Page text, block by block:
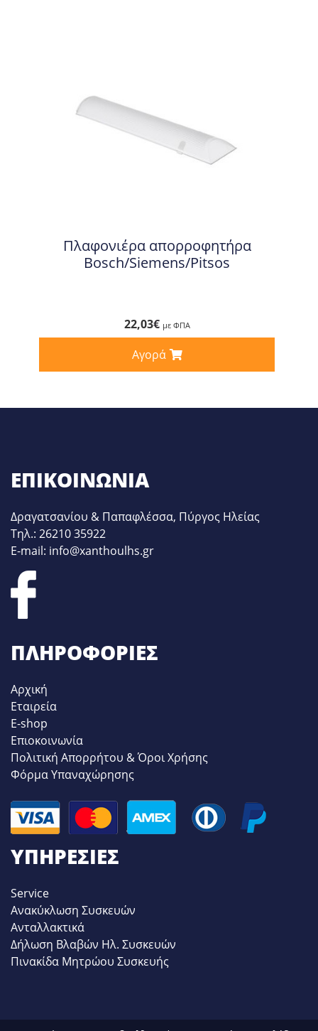
Πλαφονιέρα απορροφητήρα
Bosch/Siemens/Pitsos
22,03€ με ΦΠΑ
Αγορά
ΕΠΙΚΟΙΝΩΝΊΑ
Δραγατσανίου & Παπαφλέσσα, Πύργος Ηλείας
Τηλ.: 26210 35922
E-mail: info@xanthoulhs.gr
ΠΛΗΡΟΦΟΡΊΕΣ
Αρχική
Εταιρεία
E-shop
Επιοκοινωνία
Πολιτική Απορρήτου & Όροι Χρήσης
Φόρμα Υπαναχώρησης
ΥΠΗΡΕΣΊΕΣ
Service
Ανακύκλωση Συσκευών
Ανταλλακτικά
Δήλωση Βλαβών Ηλ. Συσκευών
Πινακίδα Μητρώου Συσκευής